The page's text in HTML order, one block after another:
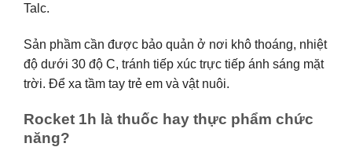
Talc.
Sản phầm cần được bảo quản ở nơi khô thoáng, nhiệt
độ dưới 30 độ C, tránh tiếp xúc trực tiếp ánh sáng mặt
trời. Để xa tầm tay trẻ em và vật nuôi.
Rocket 1h là thuốc hay thực phẩm chức
năng?